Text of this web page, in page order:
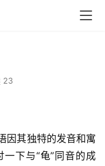
23
其独特的发音和寓
下与“龟”同音的成